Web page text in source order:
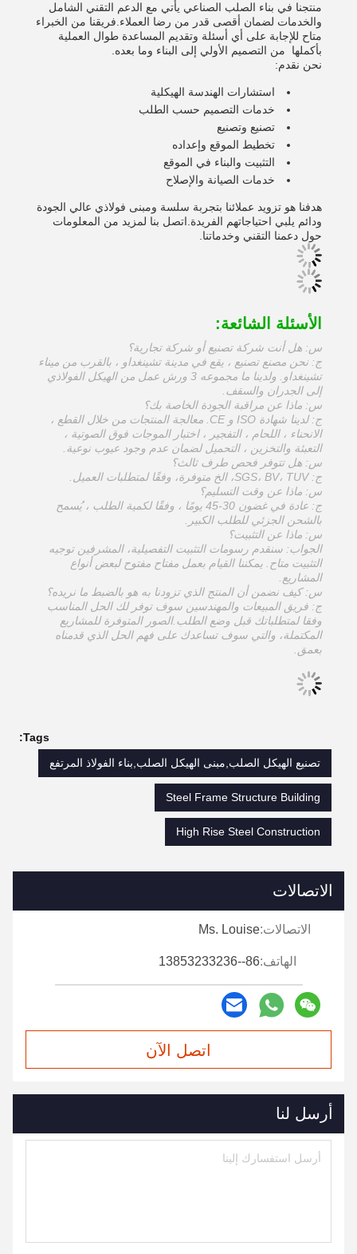
منتجنا في بناء الصلب الصناعي يأتي مع الدعم التقني الشامل
والخدمات لضمان أقصى قدر من رضا العملاء.فريقنا من الخبراء
متاح للإجابة على أي أسئلة وتقديم المساعدة طوال العملية
بأكملها ‬ من التصميم الأولي إلى البناء وما بعده.
نحن نقدم:
استشارات الهندسة الهيكلية
خدمات التصميم حسب الطلب
تصنيع وتصنيع
تخطيط الموقع وإعداده
التثبيت والبناء في الموقع
خدمات الصيانة والإصلاح
هدفنا هو تزويد عملائنا بتجربة سلسة ومبنى فولاذي عالي الجودة
ودائم يلبي احتياجاتهم الفريدة.اتصل بنا لمزيد من المعلومات
حول دعمنا التقني وخدماتنا.
الأسئلة الشائعة:
س: هل أنت شركة تصنيع أو شركة تجارية؟
ج: نحن مصنع تصنيع ، يقع في مدينة تشينغداو ، بالقرب من ميناء
تشينغداو. ولدينا ما مجموعه 3 ورش عمل من الهيكل الفولاذي
إلى الجدران والسقف.
س: ماذا عن مراقبة الجودة الخاصة بك؟
ج: لدينا شهادة ISO و CE. معالجة المنتجات من خلال القطع ،
الانحناء ، اللحام ، التفجير ، اختبار الموجات فوق الصوتية ،
التعبئة والتخزين ، التحميل لضمان عدم وجود عيوب نوعية.
س: هل تتوفر فحص طرف ثالث؟
ج: SGS، BV، TUV، الخ متوفرة، وفقًا لمتطلبات العميل.
س: ماذا عن وقت التسليم؟
ج: عادة في غضون 30-45 يومًا ، وفقًا لكمية الطلب ، يُسمح
بالشحن الجزئي للطلب الكبير.
س: ماذا عن التثبيت؟
الجواب: سنقدم رسومات التثبيت التفصيلية، المشرفين توجيه
التثبيت متاح. يمكننا القيام بعمل مفتاح مفتوح لبعض أنواع
المشاريع.
س: كيف نضمن أن المنتج الذي تزودنا به هو بالضبط ما نريده؟
ج: فريق المبيعات والمهندسين سوف توفر لك الحل المناسب
وفقا لمتطلباتك قبل وضع الطلب.الصور المتوفرة للمشاريع
المكتملة، والتي سوف تساعدك على فهم الحل الذي قدمناه
بعمق.
Tags:
تصنيع الهيكل الصلب,مبنى الهيكل الصلب,بناء الفولاذ المرتفع
Steel Frame Structure Building
High Rise Steel Construction
الاتصالات
الاتصالات:Ms. Louise
الهاتف:86--13853233236
اتصل الآن
أرسل لنا